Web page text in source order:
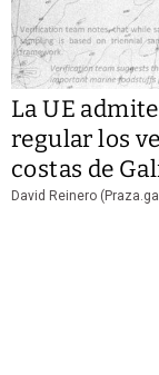
La UE
regular los
costas de
David Reinero